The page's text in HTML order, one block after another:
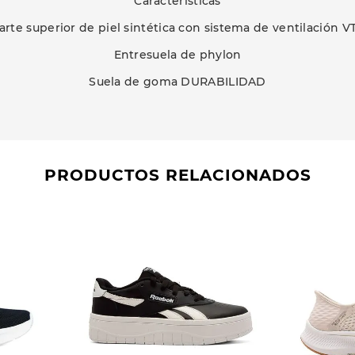
superior de piel sintética con sistema de ventilación
Entresuela de phylon
Suela de goma DURABILIDAD
PRODUCTOS RELACIONADOS